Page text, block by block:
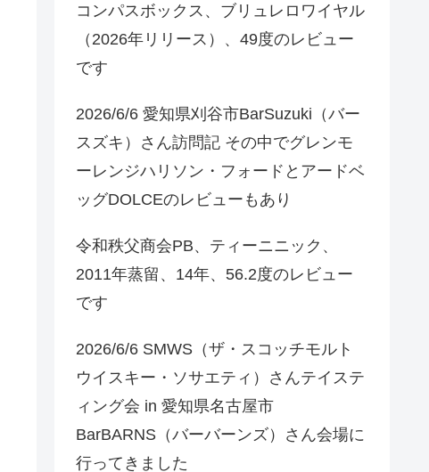
コンパスボックス、ブリュレロワイヤル
（2026年リリース）、49度のレビュー
です
2026/6/6 愛知県刈谷市BarSuzuki（バー
スズキ）さん訪問記 その中でグレンモ
ーレンジハリソン・フォードとアードベ
ッグDOLCEのレビューもあり
令和秩父商会PB、ティーニニック、
2011年蒸留、14年、56.2度のレビュー
です
2026/6/6 SMWS（ザ・スコッチモルト
ウイスキー・ソサエティ）さんテイステ
ィング会 in 愛知県名古屋市
BarBARNS（バーバーンズ）さん会場に
行ってきました